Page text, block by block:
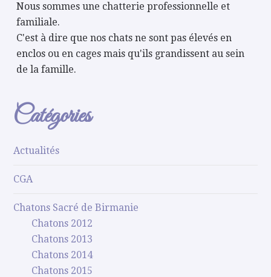
Nous sommes une chatterie professionnelle et
familiale.
C'est à dire que nos chats ne sont pas élevés en
enclos ou en cages mais qu'ils grandissent au sein
de la famille.
Catégories
Actualités
CGA
Chatons Sacré de Birmanie
Chatons 2012
Chatons 2013
Chatons 2014
Chatons 2015